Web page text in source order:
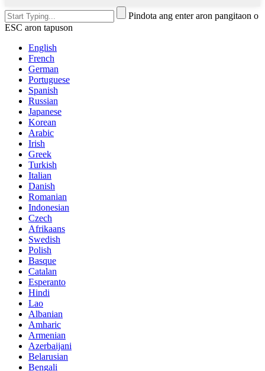
Pindota ang enter aron pangitaon o
ESC aron tapuson
English
French
German
Portuguese
Spanish
Russian
Japanese
Korean
Arabic
Irish
Greek
Turkish
Italian
Danish
Romanian
Indonesian
Czech
Afrikaans
Swedish
Polish
Basque
Catalan
Esperanto
Hindi
Lao
Albanian
Amharic
Armenian
Azerbaijani
Belarusian
Bengali